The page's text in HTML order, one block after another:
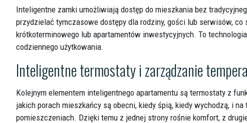
Inteligentne zamki umożliwiają dostęp do mieszkania bez
przydzielać tymczasowe dostępy dla rodziny, gości lub serwisów,
krótkoterminowego lub apartamentów inwestycyjnych. To
codziennego użytkowania.
Inteligentne termostaty i zarządzanie
Kolejnym elementem inteligentnego apartamentu są termostaty z
jakich porach mieszkańcy są obecni, kiedy śpią, kiedy wychodzą, i
pomieszczeniach. Dzięki temu z jednej strony rośnie komfort, z